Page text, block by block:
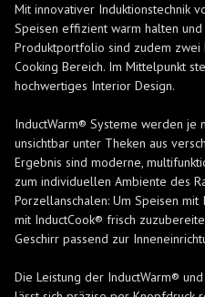
Mit innovativer Induktionstechnik
Speisen effizient warm halten
Produktportfolio sind zudem
Cooking Bereich. Im Mittelpunkt
hochwertiges Interior Design.
InductWarm® Systeme werden
unsichtbar unter Theken aus
Ergebnis sind moderne,
zum individuellen Ambiente des
Porzellanschalen: Um Speisen
mit InductCook® frisch
Geschirr passend zur
Die Leistung der InductWarm®